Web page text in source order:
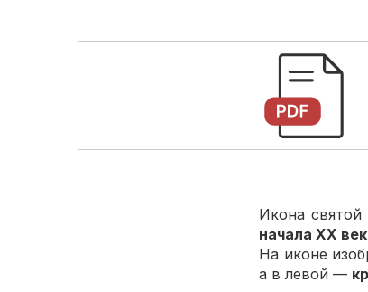
Икона святой
начала XX
На иконе
а в левой —